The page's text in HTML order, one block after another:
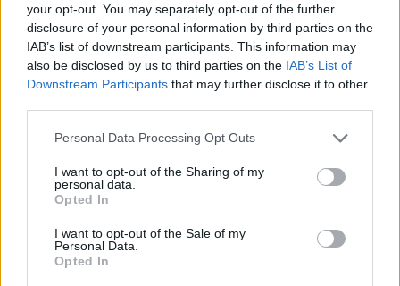
your opt-out. You may separately opt-out of the further
disclosure of your personal information by third parties on the
IAB’s list of downstream participants. This information may
also be disclosed by us to third parties on the IAB’s List of
Downstream Participants that may further disclose it to other
Please note that this website/app uses one or more Google
not limited to your visit or usage behaviour. You may click to
grant or deny consent to Google and its third-party tags to
use your data for below specified purposes in below Google
consent section.
Personal Data Processing Opt Outs
I want to opt-out of the Sharing of my
personal data.
Opted In
I want to opt-out of the Sale of my
Personal Data.
Opted In
NEWS
Ariana Grande debutta al primo posto con Petal e
annuncia una pausa dalla vita pubblica